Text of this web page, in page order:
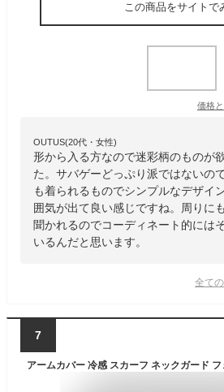
この商品をサイトで
価格
OUTUS(20代・女性)
形から入る方なので迷彩柄のものが
た。サバゲーどっぷり派ではないの
も着られるものでシンプルなデザイ
囲気が出て良い感じですね。周りに
聞かれるのでコーディネート的には
いるんだと思います。
全て
7